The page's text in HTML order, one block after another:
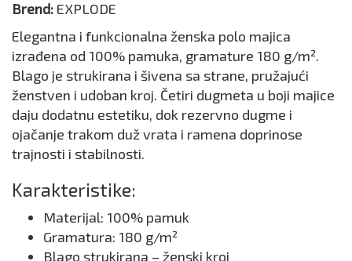
Brend: EXPLODE
Elegantna i funkcionalna ženska polo majica
izrađena od 100% pamuka, gramature 180 g/m².
Blago je strukirana i šivena sa strane, pružajući
ženstven i udoban kroj. Četiri dugmeta u boji majice
daju dodatnu estetiku, dok rezervno dugme i
ojačanje trakom duž vrata i ramena doprinose
trajnosti i stabilnosti.
Karakteristike:
Materijal: 100% pamuk
Gramatura: 180 g/m²
Blago strukirana – ženski kroj